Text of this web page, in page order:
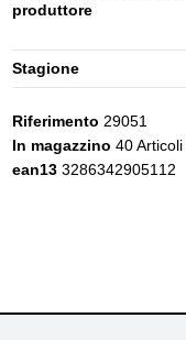
produttore
Stagione
Riferimento 29051
In magazzino 40 Articoli
ean13 3286342905112